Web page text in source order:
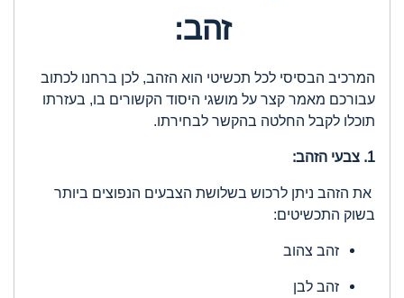
זהב:
המרכיב הבסיסי לכל תכשיטי הוא הזהב, לכן ברחנו לכתוב
עבורכם מאמר קצר על מושגי היסוד הקשורים בו, בעזרתו
תוכלו לקבל החלטה בהקשר לבחירתו.
1. צבעי הזהב:
את הזהב ניתן לרכוש בשלושת הצבעים הנפוצים ביותר
בשוק התכשיטים:
זהב צהוב
זהב לבן